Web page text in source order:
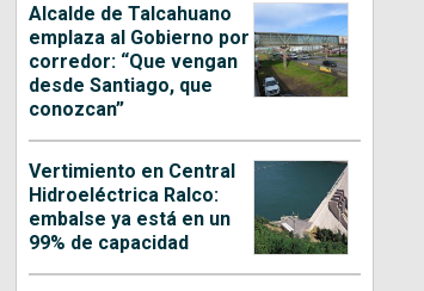
Alcalde de Talcahuano
emplaza al Gobierno por
corredor: “Que vengan
desde Santiago, que
conozcan”
Vertimiento en Central
Hidroeléctrica Ralco:
embalse ya está en un
99% de capacidad